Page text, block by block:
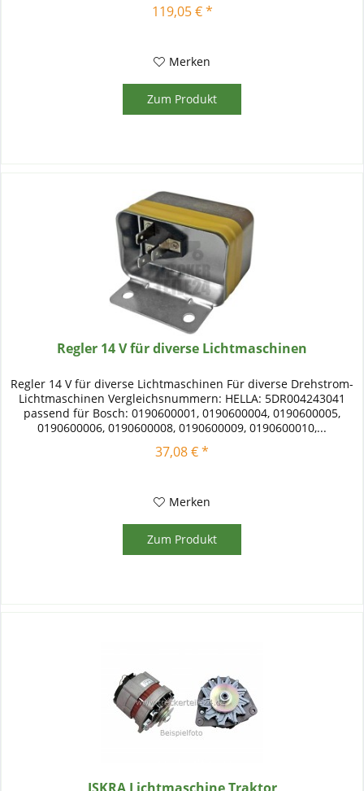
119,05 € *
Merken
Zum Produkt
Regler 14 V für diverse Lichtmaschinen
Regler 14 V für diverse Lichtmaschinen Für diverse Drehstrom-
Lichtmaschinen Vergleichsnummern: HELLA: 5DR004243041
passend für Bosch: 0190600001, 0190600004, 0190600005,
0190600006, 0190600008, 0190600009, 0190600010,...
37,08 € *
Merken
Zum Produkt